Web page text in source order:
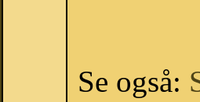
Se også: